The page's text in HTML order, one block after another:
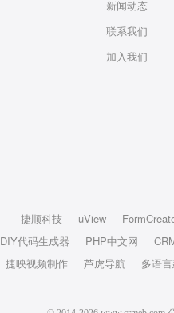
新闻动态
联系我们
加入我们
捷顺科技 uView
DIY代码生成器 PHP中文网
捷映视频制作 芦虎导航 多语